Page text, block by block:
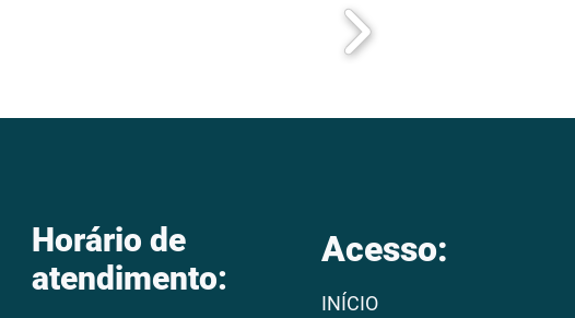
Horário de
atendimento:
Acesso:
INÍCIO